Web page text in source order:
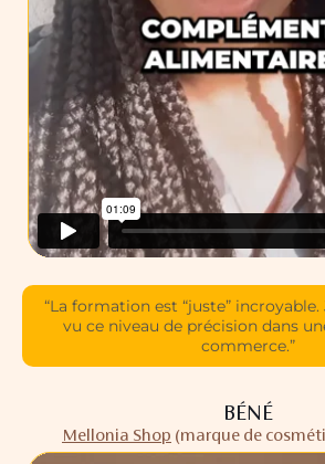
“La formation est “juste”
vu ce niveau de précision dans
commerce.”
BÉNÉ
Mellonia Shop (marque de